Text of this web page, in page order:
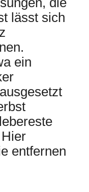
lässt sich
ein
entfernen